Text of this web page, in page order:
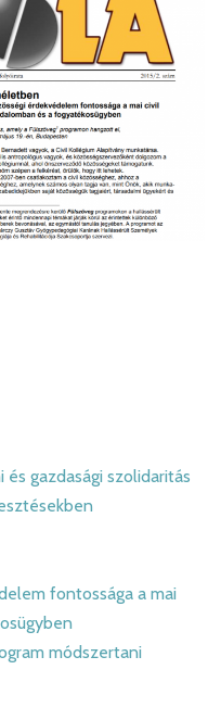
gazdasági szolidaritás
fontossága a mai
módszertani